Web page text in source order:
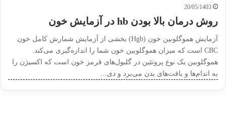
20/05/1403
روش درمان بالا بودن hb در آزمایش خون
آزمایش هموگلوبین خون (Hgb) بخشی از آزمایش شمارش کامل خون
CBC است که میزان هموگلوبین خون شما را اندازه‌گیری می‌کند.
هموگلوبین یک نوع پروتئین در گلبول‌های قرمز خون است که اکسیژن را
به اندام‌ها و بافت‌های بدن می‌برد و دی…